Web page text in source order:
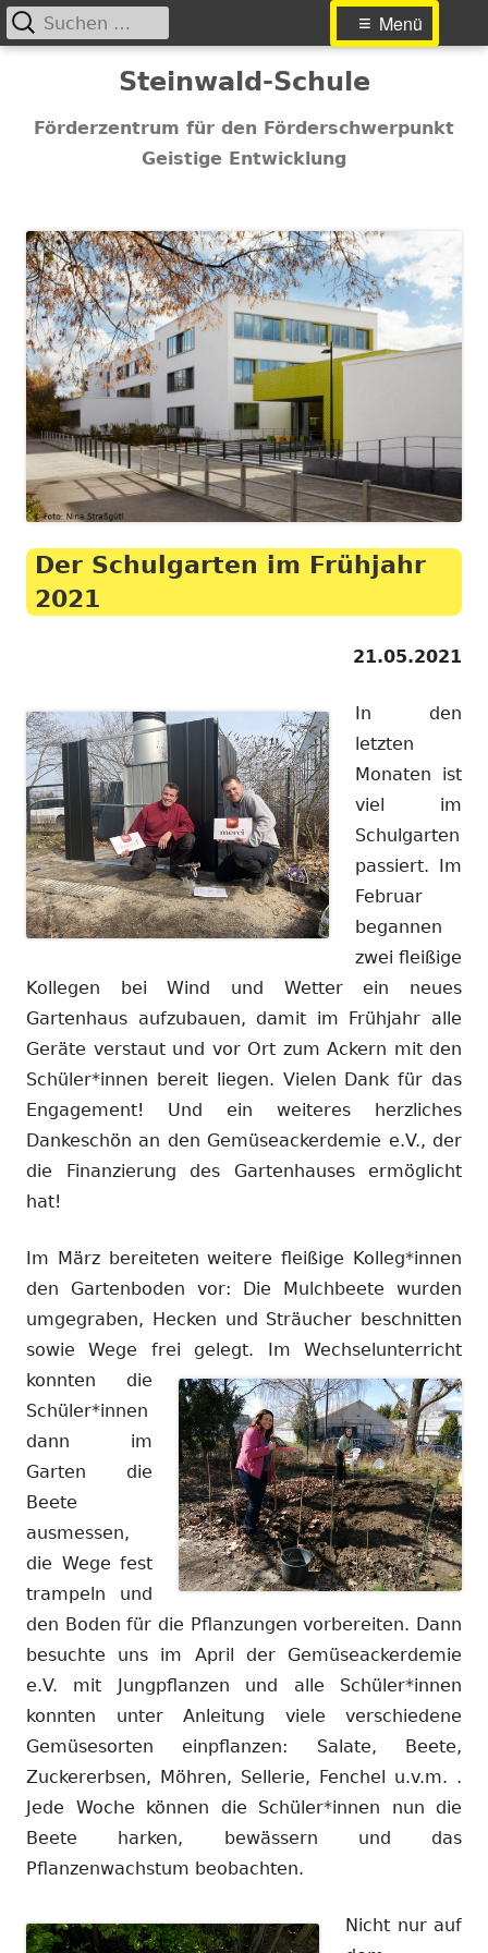
Inhalt
Steinwald-Schule
Förderzentrum für den Förderschwerpunkt
Geistige Entwicklung
Primäres
Menü
Suchen
nach:
Der Schulgarten im Frühjahr
2021
21.05.2021
In den
letzten
Monaten ist
viel im
Schulgarten
passiert. Im
Februar
begannen
zwei fleißige
Kollegen bei Wind und Wetter ein neues
Gartenhaus aufzubauen, damit im Frühjahr alle
Geräte verstaut und vor Ort zum Ackern mit den
Schüler*innen bereit liegen. Vielen Dank für das
Engagement! Und ein weiteres herzliches
Dankeschön an den Gemüseackerdemie e.V., der
die Finanzierung des Gartenhauses ermöglicht
hat!
Im März bereiteten weitere fleißige Kolleg*innen
den Gartenboden vor: Die Mulchbeete wurden
umgegraben, Hecken und Sträucher beschnitten
sowie Wege frei gelegt. Im Wechselunterricht
konnten die
Schüler*innen
dann im
Garten die
Beete
ausmessen,
die Wege fest
trampeln und
den Boden für die Pflanzungen vorbereiten. Dann
besuchte uns im April der Gemüseackerdemie
e.V. mit Jungpflanzen und alle Schüler*innen
konnten unter Anleitung viele verschiedene
Gemüsesorten einpflanzen: Salate, Beete,
Zuckererbsen, Möhren, Sellerie, Fenchel u.v.m. .
Jede Woche können die Schüler*innen nun die
Beete harken, bewässern und das
Pflanzenwachstum beobachten.
Nicht nur auf